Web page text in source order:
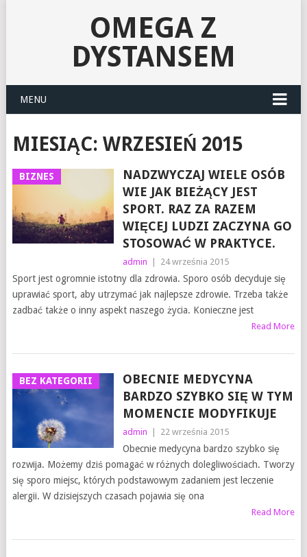
OMEGA Z
DYSTANSEM
MENU
MIESIĄC: WRZESIEŃ 2015
BIZNES
NADZWYCZAJ WIELE OSÓB
WIE JAK BIEŻĄCY JEST
SPORT. RAZ ZA RAZEM
WIĘCEJ LUDZI ZACZYNA GO
STOSOWAĆ W PRAKTYCE.
admin 24 września 2015
Sport jest ogromnie istotny dla zdrowia. Sporo osób decyduje się
uprawiać sport, aby utrzymać jak najlepsze zdrowie. Trzeba także
zadbać także o inny aspekt naszego życia. Konieczne jest
Read More
BEZ KATEGORII
OBECNIE MEDYCYNA
BARDZO SZYBKO SIĘ W TYM
MOMENCIE MODYFIKUJE
admin 22 września 2015
Obecnie medycyna bardzo szybko się
rozwija. Możemy dziś pomagać w różnych dolegliwościach. Tworzy
się sporo miejsc, których podstawowym zadaniem jest leczenie
alergii. W dzisiejszych czasach pojawia się ona
Read More